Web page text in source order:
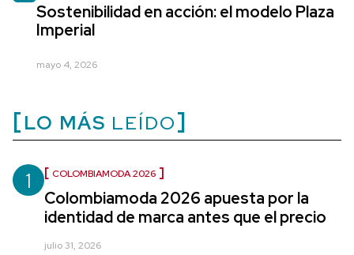
Sostenibilidad en acción: el modelo Plaza
Imperial
mayo 4, 2026
LO MÁS LEÍDO
1 COLOMBIAMODA 2026
Colombiamoda 2026 apuesta por la
identidad de marca antes que el precio
julio 31, 2026